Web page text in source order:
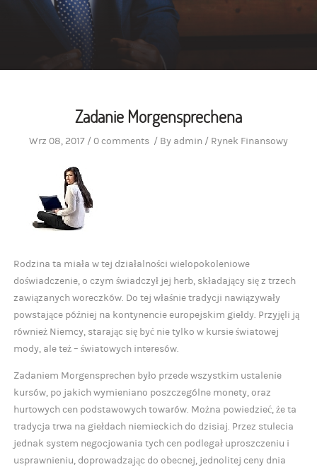
Zadanie Morgensprechena
Wrz 08, 2017/0 comments/ By admin/ Rynek Finansowy
Rodzina ta miała w tej działalności wielopokoleniowe
doświadczenie, o czym świadczył jej herb, składający się z trzech
zawiązanych woreczków. Do tej właśnie tradycji nawiązywały
powstające później na kontynencie europejskim giełdy. Przyjęli ją
również Niemcy, starając się być nie tylko w kursie światowej
mody, ale też – światowych interesów.
Zadaniem Morgensprechen było przede wszystkim ustalenie
kursów, po jakich wymieniano poszczególne monety, oraz
hurtowych cen podstawowych towarów. Można powiedzieć, że ta
tradycja trwa na giełdach niemieckich do dzisiaj. Przez stulecia
jednak system negocjowania tych cen podlegał uproszczeniu i
usprawnieniu, doprowadzając do obecnej, jednolitej ceny dnia